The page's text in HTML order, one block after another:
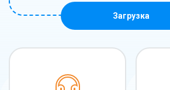
Загрузка